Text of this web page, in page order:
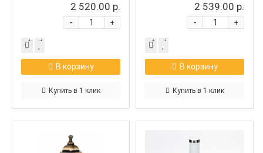
2 520.00 р.
+
-
В корзину
Купить в 1 клик
2 539.00 р.
+
-
В корзину
Купить в 1 клик